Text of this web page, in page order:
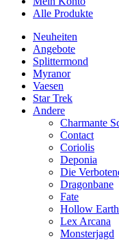
Alle Produkte
Neuheiten
Angebote
Splittermond
Myranor
Vaesen
Star Trek
Andere
Charmante
Contact
Coriolis
Deponia
Die
Dragonbane
Fate
Hollow
Lex Arcana
Monsterjagd